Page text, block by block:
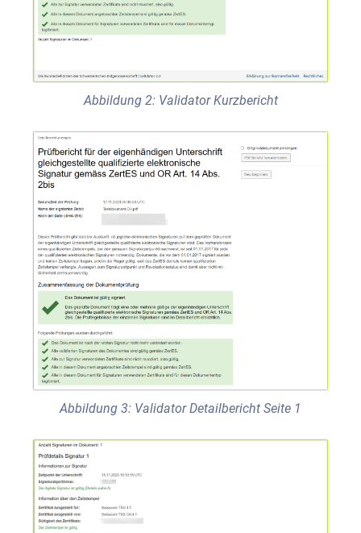
Abbildung 2: Validator Kurzbericht
Abbildung 3: Validator Detailbericht Seite 1